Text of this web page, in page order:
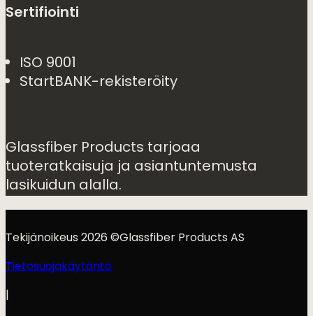
Sertifiointi
ISO 9001
StartBANK-rekisteröity
Glassfiber Products tarjoaa
tuoteratkaisuja ja asiantuntemusta
lasikuidun alalla.
Tekijänoikeus 2026 ©Glassfiber Products AS
Tietosuojakäytäntö
|